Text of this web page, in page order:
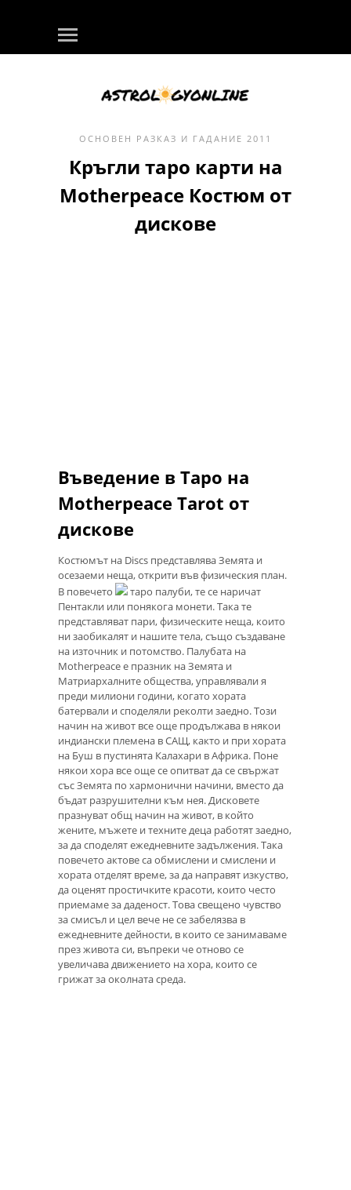
ОСНОВЕН РАЗКАЗ И ГАДАНИЕ 2011
Кръгли таро карти на
Motherpeace Костюм от
дискове
Въведение в Таро на
Motherpeace Tarot от
дискове
Костюмът на Discs представлява Земята и
осезаеми неща, открити във физическия план.
В повечето
таро палуби, те се наричат ​​
Пентакли или понякога монети. Така те
представляват пари, физическите неща, които
ни заобикалят и нашите тела, също създаване
на източник и потомство. Палубата на
Motherpeace е празник на Земята и
Матриархалните общества, управлявали я
преди милиони години, когато хората
батервали и споделяли реколти заедно. Този
начин на живот все още продължава в някои
индиански племена в САЩ, както и при хората
на Буш в пустинята Калахари в Африка. Поне
някои хора все още се опитват да се свържат
със Земята по хармонични начини, вместо да
бъдат разрушителни към нея. Дисковете
празнуват общ начин на живот, в който
жените, мъжете и техните деца работят заедно,
за да споделят ежедневните задължения. Така
повечето актове са обмислени и смислени и
хората отделят време, за да направят изкуство,
да оценят простичките красоти, които често
приемаме за даденост. Това свещено чувство
за смисъл и цел вече не се забелязва в
ежедневните дейности, в които се занимаваме
през живота си, въпреки че отново се
увеличава движението на хора, които се
грижат за околната среда.